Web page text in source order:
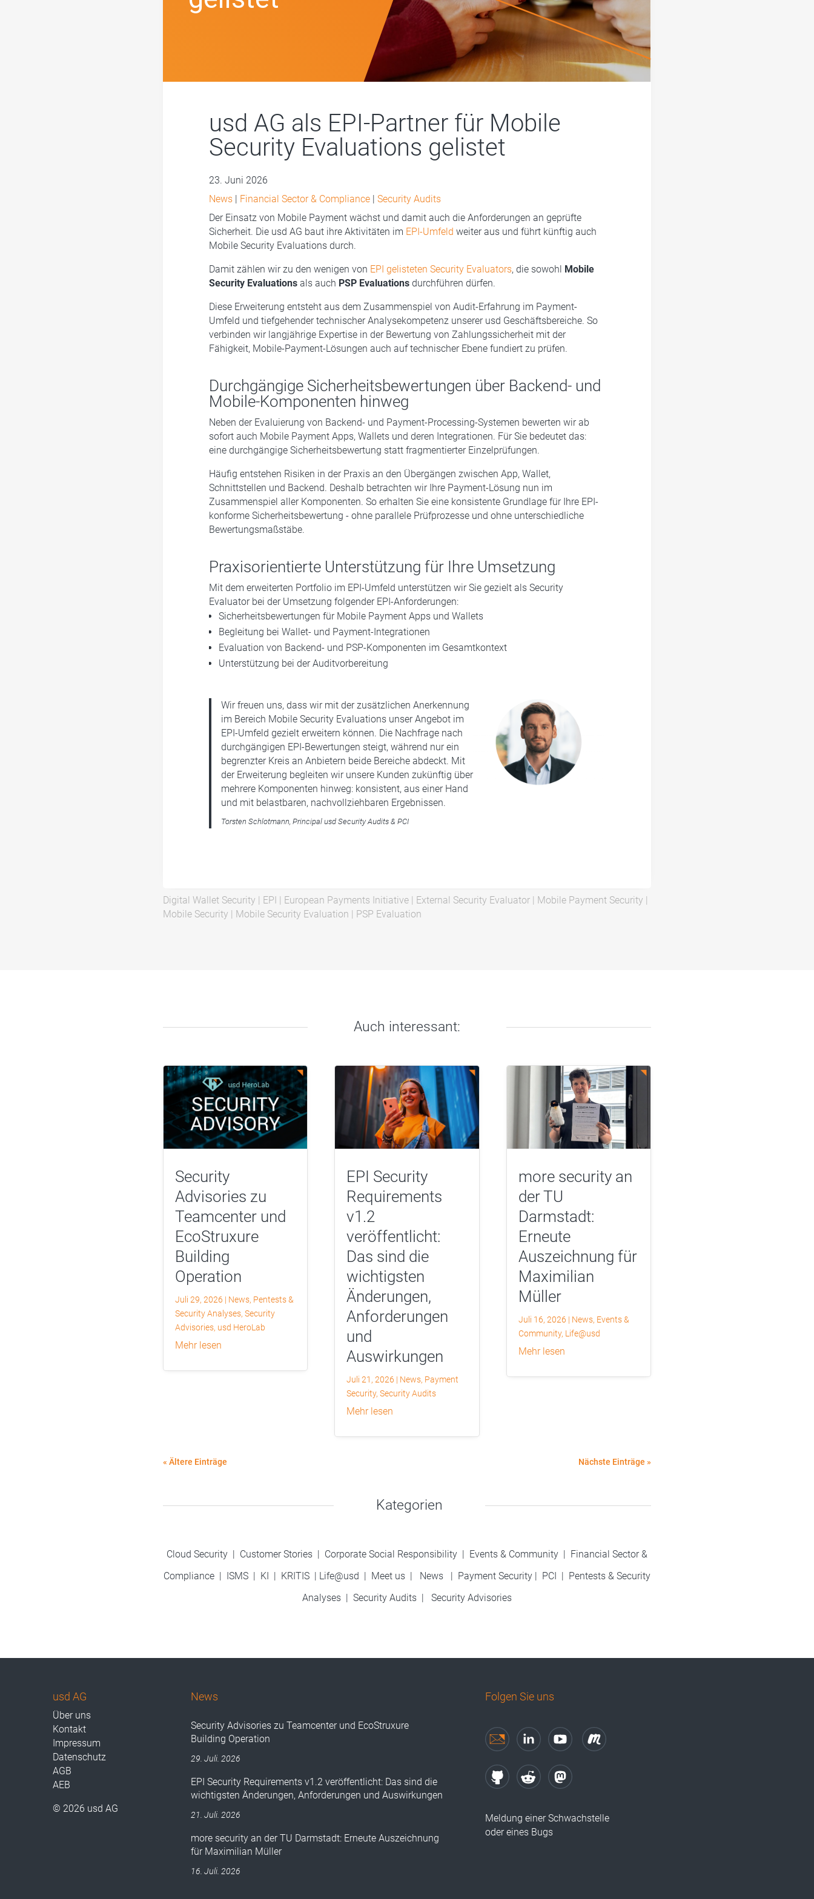
usd AG als EPI-Partner für Mobile
Security Evaluations gelistet
23. Juni 2026
News| Financial Sector & Compliance| Security Audits
Der Einsatz von Mobile Payment wächst und damit auch die Anforderungen an geprüfte
Sicherheit. Die usd AG baut ihre Aktivitäten im EPI-Umfeld weiter aus und führt künftig auch
Mobile Security Evaluations durch.
Damit zählen wir zu den wenigen von EPI gelisteten Security Evaluators, die sowohl Mobile
Security Evaluationsals auch PSP Evaluationsdurchführen dürfen.
Diese Erweiterung entsteht aus dem Zusammenspiel von Audit-Erfahrung im Payment-
Umfeld und tiefgehender technischer Analysekompetenz unserer usd Geschäftsbereiche. So
verbinden wir langjährige Expertise in der Bewertung von Zahlungssicherheit mit der
Fähigkeit, Mobile-Payment-Lösungen auch auf technischer Ebene fundiert zu prüfen.
Durchgängige Sicherheitsbewertungen über Backend- und
Mobile-Komponenten hinweg
Neben der Evaluierung von Backend- und Payment-Processing-Systemen bewerten wir ab
sofort auch Mobile Payment Apps, Wallets und deren Integrationen. Für Sie bedeutet das:
eine durchgängige Sicherheitsbewertung statt fragmentierter Einzelprüfungen.
Häufig entstehen Risiken in der Praxis an den Übergängen zwischen App, Wallet,
Schnittstellen und Backend. Deshalb betrachten wir Ihre Payment-Lösung nun im
Zusammenspiel aller Komponenten. So erhalten Sie eine konsistente Grundlage für Ihre EPI-
konforme Sicherheitsbewertung - ohne parallele Prüfprozesse und ohne unterschiedliche
Bewertungsmaßstäbe.
Praxisorientierte Unterstützung für Ihre Umsetzung
Mit dem erweiterten Portfolio im EPI-Umfeld unterstützen wir Sie gezielt als Security
Evaluator bei der Umsetzung folgender EPI-Anforderungen:
Sicherheitsbewertungen für Mobile Payment Apps und Wallets
Begleitung bei Wallet- und Payment-Integrationen
Evaluation von Backend- und PSP-Komponenten im Gesamtkontext
Unterstützung bei der Auditvorbereitung
Wir freuen uns, dass wir mit der zusätzlichen Anerkennung
im Bereich Mobile Security Evaluations unser Angebot im
EPI-Umfeld gezielt erweitern können. Die Nachfrage nach
durchgängigen EPI-Bewertungen steigt, während nur ein
begrenzter Kreis an Anbietern beide Bereiche abdeckt. Mit
der Erweiterung begleiten wir unsere Kunden zukünftig über
mehrere Komponenten hinweg: konsistent, aus einer Hand
und mit belastbaren, nachvollziehbaren Ergebnissen.
Torsten Schlotmann, Principal usd Security Audits & PCI
Digital Wallet Security | EPI | European Payments Initiative| External Security Evaluator| Mobile Payment Security |
Mobile Security | Mobile Security Evaluation | PSP Evaluation
Auch interessant:
Security
Advisories zu
Teamcenter und
EcoStruxure
Building
Operation
Juli 29, 2026 | News, Pentests &
Security Analyses, Security
Advisories, usd HeroLab
mehr lesen
EPI Security
Requirements
v1.2
veröffentlicht:
Das sind die
wichtigsten
Änderungen,
Anforderungen
und
Auswirkungen
Juli 21, 2026 | News, Payment
Security,Security Audits
mehr lesen
more security an
der TU
Darmstadt:
Erneute
Auszeichnung für
Maximilian
Müller
Juli 16, 2026 | News, Events &
Community, Life@usd
mehr lesen
« Ältere Einträge Nächste Einträge »
Kategorien
Cloud Security | Customer Stories| Corporate Social Responsibility| Events & Community | Financial Sector &
Compliance| ISMS| KI | KRITIS| Life@usd | Meet us| News | Payment Security| PCI | Pentests & Security
Analyses | Security Audits| Security Advisories
usd AG
Über uns
Kontakt
Impressum
Datenschutz
AGB
AEB
© 2026 usd AG
News
Security Advisories zu Teamcenter und EcoStruxure
Building Operation
29. Juli. 2026
EPI Security Requirements v1.2 veröffentlicht: Das sind die
wichtigsten Änderungen, Anforderungen und Auswirkungen
21. Juli. 2026
more security an der TU Darmstadt: Erneute Auszeichnung
für Maximilian Müller
16. Juli. 2026
Folgen Sie uns
Meldung einer Schwachstelle
oder eines Bugs